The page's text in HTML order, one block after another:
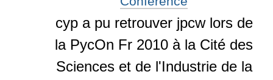
cyp a pu retrouver jpcw lors de
la PycOn Fr 2010 à la Cité des
Sciences et de l'Industrie de la